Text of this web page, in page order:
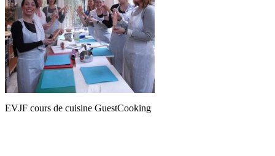
EVJF cours de cuisine GuestCooking